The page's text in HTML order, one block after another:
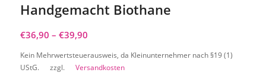
Handgemacht Biothane
€36,90 – €39,90
Kein Mehrwertsteuerausweis, da Kleinunternehmer nach §19 (1)
UStG.
zzgl. Versandkosten